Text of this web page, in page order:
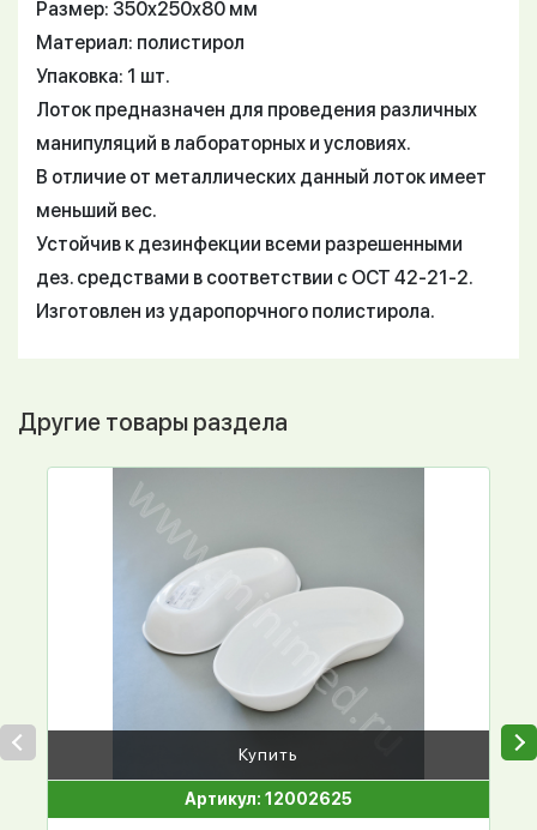
Размер: 350x250x80 мм
Материал: полистирол
Упаковка: 1 шт.
Лоток предназначен для проведения различных
манипуляций в лабораторных и условиях.
В отличие от металлических данный лоток имеет
меньший вес.
Устойчив к дезинфекции всеми разрешенными
дез. средствами в соответствии с ОСТ 42-21-2.
Изготовлен из ударопорчного полистирола.
Другие товары раздела
Купить
Артикул: 12002625